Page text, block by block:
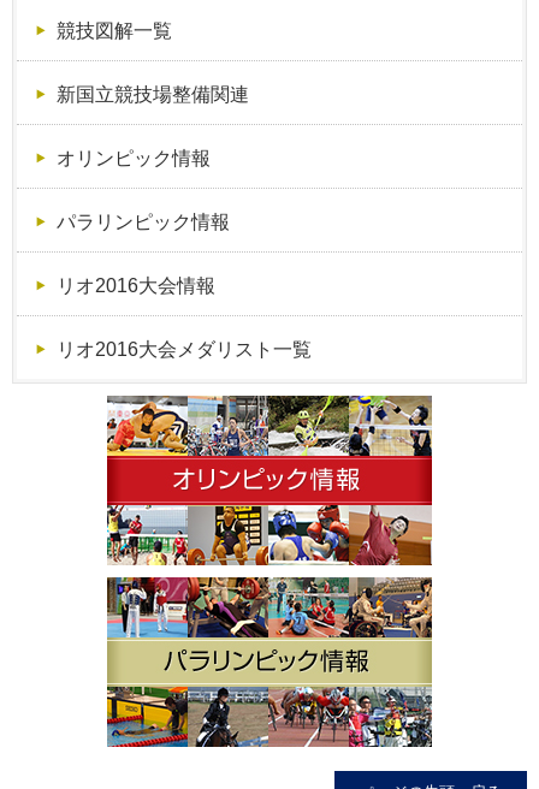
競技図解一覧
新国立競技場整備関連
オリンピック情報
パラリンピック情報
リオ2016大会情報
リオ2016大会メダリスト一覧